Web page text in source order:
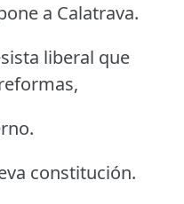
a Calatrava.
liberal que
constitución.